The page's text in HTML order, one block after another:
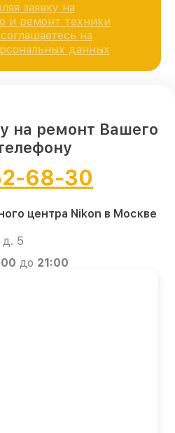
заявку на
и ремонт техники
на
данных
на ремонт Вашего
68-30
центра Nikon в Москве
д. 5
до 21:00